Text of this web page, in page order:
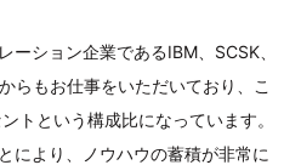
ーション企業であるIBM、SCSK、
らもお仕事をいただいており、こ
トという構成比になっています。
により、ノウハウの蓄積が非常に